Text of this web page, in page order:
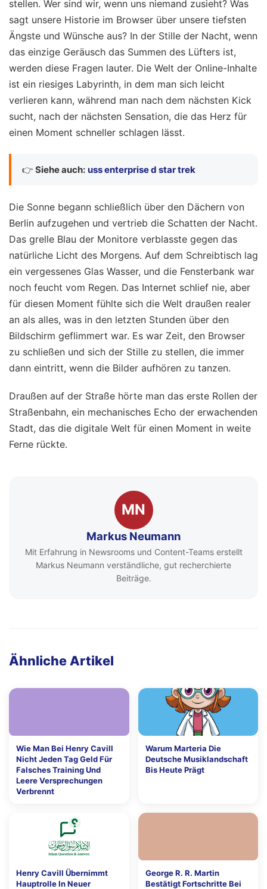
stellen. Wer sind wir, wenn uns niemand zusieht? Was
sagt unsere Historie im Browser über unsere tiefsten
Ängste und Wünsche aus? In der Stille der Nacht, wenn
das einzige Geräusch das Summen des Lüfters ist,
werden diese Fragen lauter. Die Welt der Online-Inhalte
ist ein riesiges Labyrinth, in dem man sich leicht
verlieren kann, während man nach dem nächsten Kick
sucht, nach der nächsten Sensation, die das Herz für
einen Moment schneller schlagen lässt.
👉 Siehe auch: uss enterprise d star trek
Die Sonne begann schließlich über den Dächern von
Berlin aufzugehen und vertrieb die Schatten der Nacht.
Das grelle Blau der Monitore verblasste gegen das
natürliche Licht des Morgens. Auf dem Schreibtisch lag
ein vergessenes Glas Wasser, und die Fensterbank war
noch feucht vom Regen. Das Internet schlief nie, aber
für diesen Moment fühlte sich die Welt draußen realer
an als alles, was in den letzten Stunden über den
Bildschirm geflimmert war. Es war Zeit, den Browser
zu schließen und sich der Stille zu stellen, die immer
dann eintritt, wenn die Bilder aufhören zu tanzen.
Draußen auf der Straße hörte man das erste Rollen der
Straßenbahn, ein mechanisches Echo der erwachenden
Stadt, das die digitale Welt für einen Moment in weite
Ferne rückte.
MN
Markus Neumann
Mit Erfahrung in Newsrooms und Content-Teams erstellt
Markus Neumann verständliche, gut recherchierte
Beiträge.
Ähnliche Artikel
Wie Man Bei Henry Cavill
Nicht Jeden Tag Geld Für
Falsches Training Und
Leere Versprechungen
Verbrennt
Warum Marteria Die
Deutsche Musiklandschaft
Bis Heute Prägt
Henry Cavill Übernimmt
Hauptrolle In Neuer
George R. R. Martin
Bestätigt Fortschritte Bei